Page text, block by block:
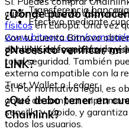
Transferencia
Efectivo mediante
cupones Bitnovo,
físicosen Europa. Una vez
www.bitnovo.com/
por LINK de forma rápida y
¿Dónde puedo
Con tu cuenta Bitnovo
donde puedes guardar y
total seguridad. También
externa compatible con la
Trust Wallet o Ledger.
¿Necesito verificar mi
LINK?
Sí. Por normativa legal, es
antes de comprar
sencillo y rápido, y
todos los usuarios.
¿Qué debo tener en
Chainlink?